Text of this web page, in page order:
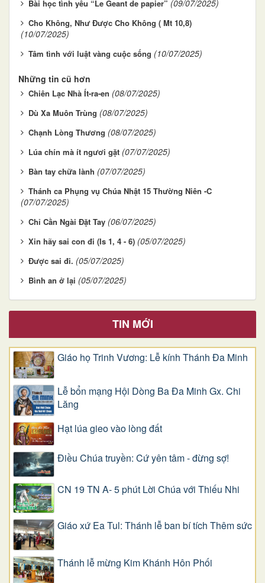
Bài học tình yêu “Le Geant de papier” (09/07/2025)
Cho Không, Như Được Cho Không ( Mt 10,8)
(10/07/2025)
Tâm tình với luật vàng cuộc sống (10/07/2025)
Những tin cũ hơn
Chiên Lạc Nhà Ít-ra-en (08/07/2025)
Dù Xa Muôn Trùng (08/07/2025)
Chạnh Lòng Thương (08/07/2025)
Lúa chín mà ít ngươi gặt (07/07/2025)
Bàn tay chữa lành (07/07/2025)
Thánh ca Phụng vụ Chúa Nhật 15 Thường Niên -C
(07/07/2025)
Chỉ Cần Ngài Đặt Tay (06/07/2025)
Xin hãy sai con đi (Is 1, 4 - 6) (05/07/2025)
Được sai đi. (05/07/2025)
Bình an ở lại (05/07/2025)
TIN MỚI
Giáo họ Trinh Vương: Lễ kính Thánh Đa Minh
Lễ bổn mạng Hội Dòng Ba Đa Minh Gx. Chi
Lăng
Hạt lúa gieo vào lòng đất
Điều Chúa truyền: Cứ yên tâm - đừng sợ!
CN 19 TN A- 5 phút Lời Chúa với Thiếu Nhi
Giáo xứ Ea Tul: Thánh lễ ban bí tích Thêm sức
Thánh lễ mừng Kim Khánh Hôn Phối